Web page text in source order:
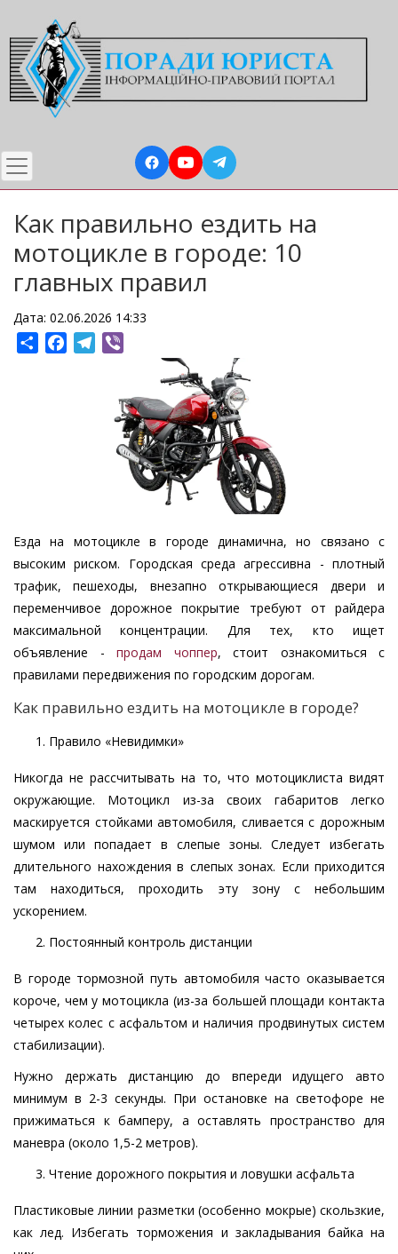
до
основного
вмісту
Как правильно ездить на
мотоцикле в городе: 10
главных правил
Дата: 02.06.2026 14:33
ShareFacebookTelegram
Езда на мотоцикле в городе динамична, но связано с
высоким риском. Городская среда агрессивна - плотный
трафик, пешеходы, внезапно открывающиеся двери и
переменчивое дорожное покрытие требуют от райдера
максимальной концентрации. Для тех, кто ищет
объявление - продам чоппер, стоит ознакомиться с
правилами передвижения по городским дорогам.
Как правильно ездить на мотоцикле в городе?
Правило «Невидимки»
Никогда не рассчитывать на то, что мотоциклиста видят
окружающие. Мотоцикл из-за своих габаритов легко
маскируется стойками автомобиля, сливается с дорожным
шумом или попадает в слепые зоны. Следует избегать
длительного нахождения в слепых зонах. Если приходится
там находиться, проходить эту зону с небольшим
ускорением.
Постоянный контроль дистанции
В городе тормозной путь автомобиля часто оказывается
короче, чем у мотоцикла (из-за большей площади контакта
четырех колес с асфальтом и наличия продвинутых систем
стабилизации).
Нужно держать дистанцию до впереди идущего авто
минимум в 2-3 секунды. При остановке на светофоре не
прижиматься к бамперу, а оставлять пространство для
маневра (около 1,5-2 метров).
Чтение дорожного покрытия и ловушки асфальта
Пластиковые линии разметки (особенно мокрые) скользкие,
как лед. Избегать торможения и закладывания байка на